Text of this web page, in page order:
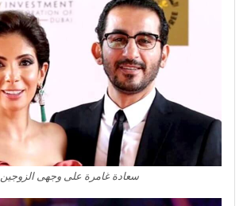
سعادة غامرة على وجهى الزوجين